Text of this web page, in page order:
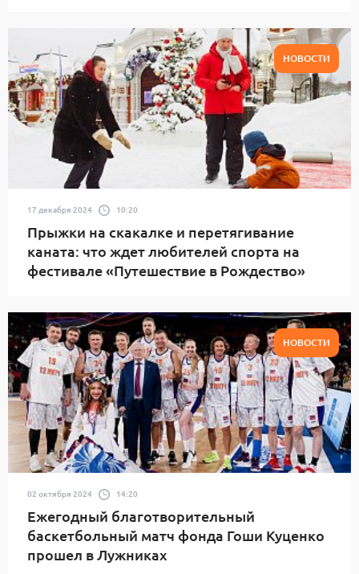
НОВОСТИ
17 декабря 2024 10:20
Прыжки на скакалке и перетягивание
каната: что ждет любителей спорта на
фестивале «Путешествие в Рождество»
НОВОСТИ
02 октября 2024 14:20
Ежегодный благотворительный
баскетбольный матч фонда Гоши Куценко
прошел в Лужниках